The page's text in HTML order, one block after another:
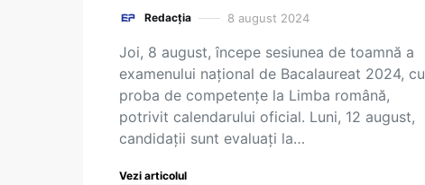
Redacția 8 august 2024
Joi, 8 august, începe sesiunea de toamnă a
examenului național de Bacalaureat 2024, cu
proba de competențe la Limba română,
potrivit calendarului oficial. Luni, 12 august,
candidații sunt evaluați la…
Vezi articolul